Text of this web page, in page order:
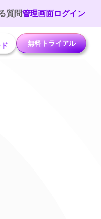
質問管理画面ログイン
無料トライアル